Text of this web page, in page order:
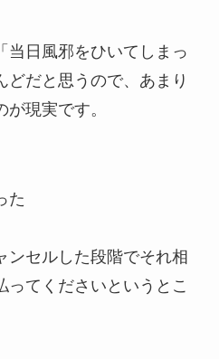
当日風邪をひいてしまっ
どだと思うので、あまり
現実です。
た
ンセルした段階でそれ相
ってくださいというとこ